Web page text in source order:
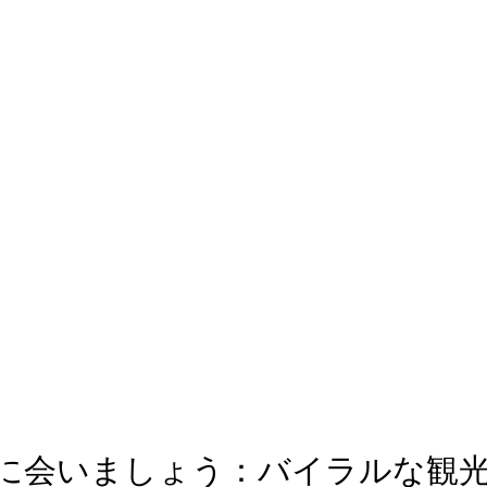
会いましょう：バイラルな観